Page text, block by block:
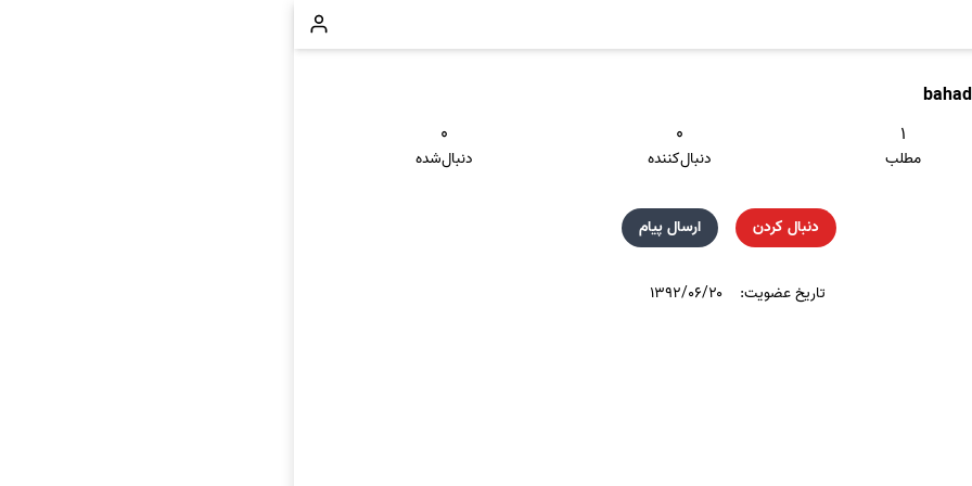
۱
مطلب
۰
دنبال‌کننده
۰
دنبال‌شده
دنبال کردن ارسال پیام
تاریخ عضویت: ۱۳۹۲/۰۶/۲۰